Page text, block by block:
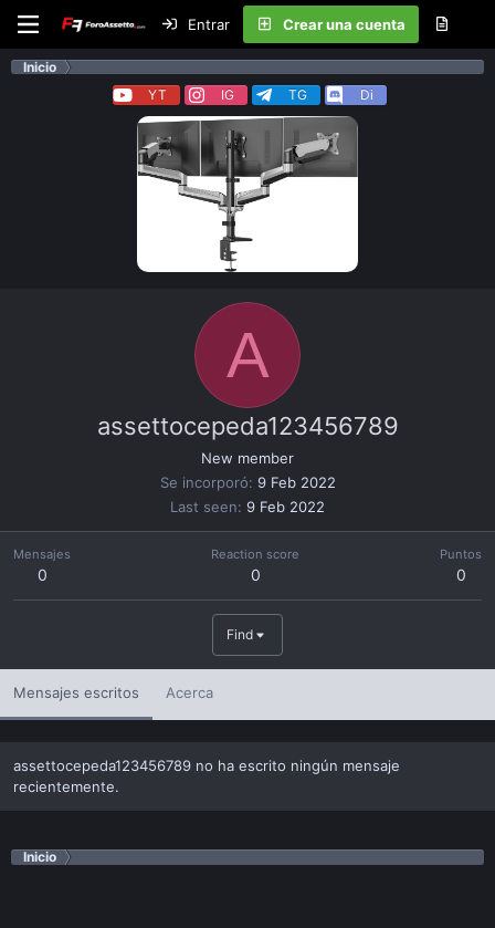
Entrar Crear una cuenta
Inicio
YT
IG TG Di
A
assettocepeda123456789
New member
Se incorporó 9 Feb 2022
Last seen 9 Feb 2022
Mensajes
0
Reaction score
0
Puntos
0
Find
Mensajes escritos Acerca
assettocepeda123456789 no ha escrito ningún mensaje
recientemente.
Inicio